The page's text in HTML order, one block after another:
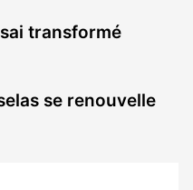
transformé
se renouvelle